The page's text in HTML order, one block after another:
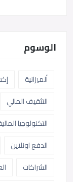
الوسوم
ألميزانية
التثقيف المالي
التكنولوجيا
الدفع اونلاين
الشراكات